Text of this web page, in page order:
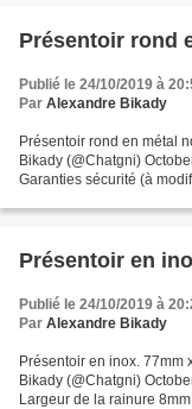
Présentoir rond
Publié le 24/10/2019 à
Par Alexandre Bikady
Présentoir rond en métal
Bikady (@Chatgni)
Garanties sécurité (à
Présentoir en
Publié le 24/10/2019 à
Par Alexandre Bikady
Présentoir en inox. 77mm
Bikady (@Chatgni)
Largeur de la rainure